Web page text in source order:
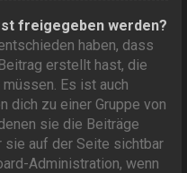
freigegeben werden?
haben, dass
erstellt hast, die
Es ist auch
dich zu einer Gruppe von
sie die Beiträge
sie auf der Seite sichtbar
Administration, wenn